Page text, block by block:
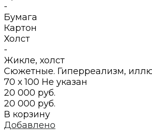
-
Бумага
Картон
Холст
-
Жикле, холст
Сюжетные. Гиперреализм,
70 х 100 Не указан
20 000 руб.
20 000 руб.
В корзину
Добавлено